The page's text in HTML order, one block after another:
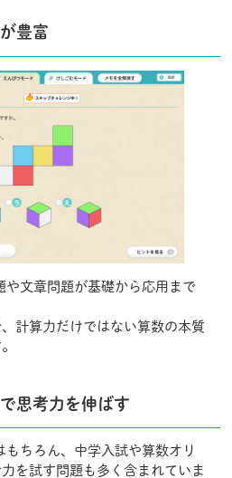
豊富
や文章問題が基礎から応用まで
計算力だけではない算数の本質
思考力を伸ばす
もちろん、中学入試や算数オリ
を試す問題も多く含まれていま